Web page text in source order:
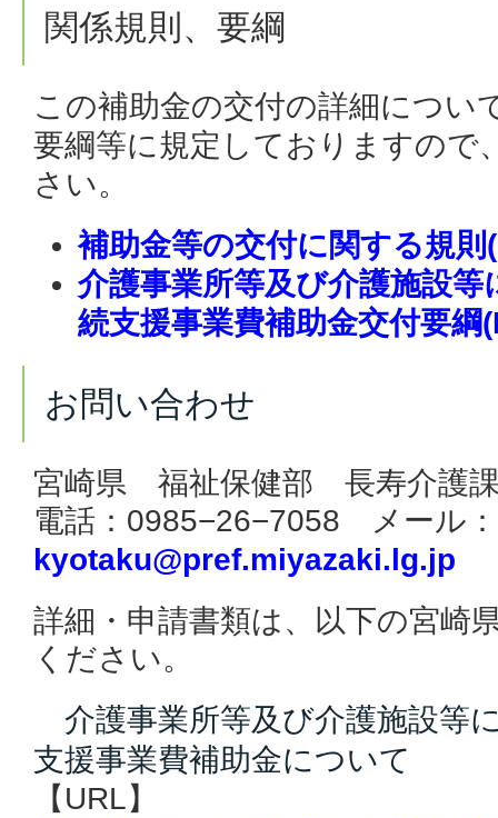
関係規則、要綱
この補助金の交付の詳細につい
要綱等に規定しておりますので
さい。
補助金等の交付に関する規則
介護事業所等及び介護施設
続支援事業費補助金交付要綱
お問い合わせ
宮崎県 福祉保健部 長寿介護
電話： 0985−26−7058
メール：
kyotaku@pref.miyazaki.lg.jp
詳細・申請書類は、以下の宮崎
ください。
介護事業所等及び介護施設等
支援事業費補助金について
【URL】